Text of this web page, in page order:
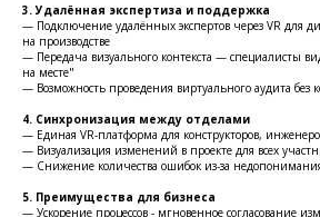
3. Удалённая экспертиза и поддержка
— Подключение удалённых экспертов через VR для
на производстве
— Передача визуального контекста — специалисты
на месте"
— Возможность проведения виртуального аудита без
4. Синхронизация между отделами
— Единая VR-платформа для конструкторов,
— Визуализация изменений в проекте для всех
— Снижение количества ошибок из-за
5. Преимущества для бизнеса
— Ускорение процессов - мгновенное согласование